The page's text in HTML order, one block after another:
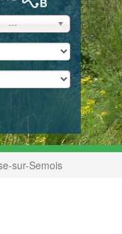
---
sur-Semois